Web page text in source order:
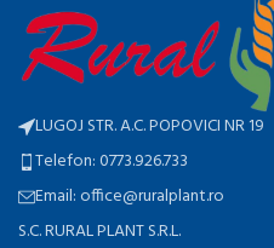
LUGOJ STR. A.C. POPOVICI NR 19
Telefon: 0773.926.733
Email: office@ruralplant.ro
S.C. RURAL PLANT S.R.L.